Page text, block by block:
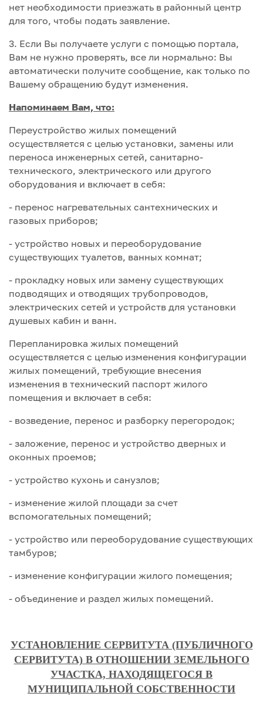
нет необходимости приезжать в районный центр
для того, чтобы подать заявление.
3. Если Вы получаете услуги с помощью портала,
Вам не нужно проверять, все ли нормально: Вы
автоматически получите сообщение, как только по
Вашему обращению будут изменения.
Напоминаем Вам, что:
Переустройство жилых помещений
осуществляется с целью установки, замены или
переноса инженерных сетей, санитарно-
технического, электрического или другого
оборудования и включает в себя:
- перенос нагревательных сантехнических и
газовых приборов;
- устройство новых и переоборудование
существующих туалетов, ванных комнат;
- прокладку новых или замену существующих
подводящих и отводящих трубопроводов,
электрических сетей и устройств для установки
душевых кабин и ванн.
Перепланировка жилых помещений
осуществляется с целью изменения конфигурации
жилых помещений, требующие внесения
изменения в технический паспорт жилого
помещения и включает в себя:
- возведение, перенос и разборку перегородок;
- заложение, перенос и устройство дверных и
оконных проемов;
- устройство кухонь и санузлов;
- изменение жилой площади за счет
вспомогательных помещений;
- устройство или переоборудование существующих
тамбуров;
- изменение конфигурации жилого помещения;
- объединение и раздел жилых помещений.
УСТАНОВЛЕНИЕ СЕРВИТУТА (ПУБЛИЧНОГО
СЕРВИТУТА) В ОТНОШЕНИИ ЗЕМЕЛЬНОГО
УЧАСТКА, НАХОДЯЩЕГОСЯ В
МУНИЦИПАЛЬНОЙ СОБСТВЕННОСТИ